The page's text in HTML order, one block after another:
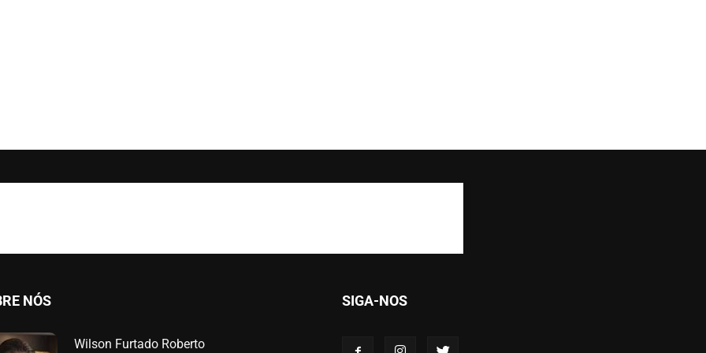
NÓS
Wilson Furtado Roberto
SIGA-NOS